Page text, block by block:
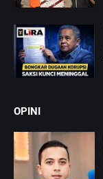
OPINI